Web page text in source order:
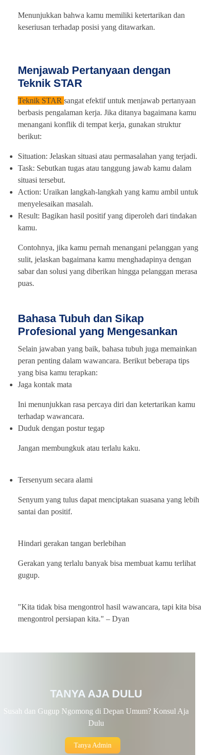
Menunjukkan bahwa kamu memiliki ketertarikan dan
keseriusan terhadap posisi yang ditawarkan.
Menjawab Pertanyaan dengan
Teknik STAR
Teknik STAR sangat efektif untuk menjawab pertanyaan
berbasis pengalaman kerja. Jika ditanya bagaimana kamu
menangani konflik di tempat kerja, gunakan struktur
berikut:
Situation: Jelaskan situasi atau permasalahan yang terjadi.
Task: Sebutkan tugas atau tanggung jawab kamu dalam
situasi tersebut.
Action: Uraikan langkah-langkah yang kamu ambil untuk
menyelesaikan masalah.
Result: Bagikan hasil positif yang diperoleh dari tindakan
kamu.
Contohnya, jika kamu pernah menangani pelanggan yang
sulit, jelaskan bagaimana kamu menghadapinya dengan
sabar dan solusi yang diberikan hingga pelanggan merasa
puas.
Bahasa Tubuh dan Sikap
Profesional yang Mengesankan
Selain jawaban yang baik, bahasa tubuh juga memainkan
peran penting dalam wawancara. Berikut beberapa tips
yang bisa kamu terapkan:
Jaga kontak mata
Ini menunjukkan rasa percaya diri dan ketertarikan kamu
terhadap wawancara.
Duduk dengan postur tegap
Jangan membungkuk atau terlalu kaku.
Tersenyum secara alami
Senyum yang tulus dapat menciptakan suasana yang lebih
santai dan positif.
Hindari gerakan tangan berlebihan
Gerakan yang terlalu banyak bisa membuat kamu terlihat
gugup.
"Kita tidak bisa mengontrol hasil wawancara, tapi kita bisa
mengontrol persiapan kita." – Dyan
TANYA AJA DULU
Susah dan Gugup Ngomong di Depan Umum? Konsul Aja
Dulu
Tanya Admin